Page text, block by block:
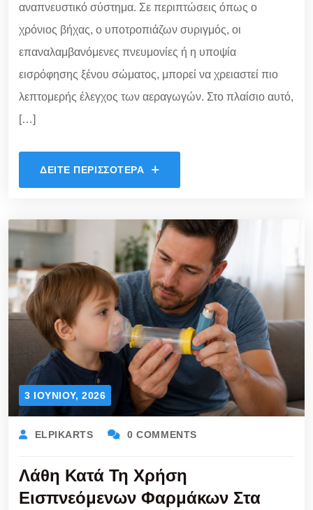
αναπνευστικό σύστημα. Σε περιπτώσεις όπως ο
χρόνιος βήχας, ο υποτροπιάζων συριγμός, οι
επαναλαμβανόμενες πνευμονίες ή η υποψία
εισρόφησης ξένου σώματος, μπορεί να χρειαστεί πιο
λεπτομερής έλεγχος των αεραγωγών. Στο πλαίσιο αυτό,
[…]
ΔΕΊΤΕ ΠΕΡΙΣΣΌΤΕΡΑ
3 ΙΟΥΝΊΟΥ, 2026
ELPIKARTS 0 COMMENTS
Λάθη Κατά Τη Χρήση
Εισπνεόμενων Φαρμάκων Στα